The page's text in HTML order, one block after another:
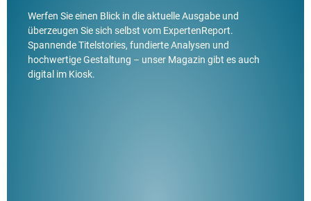
Werfen Sie einen Blick in die aktuelle Ausgabe und
überzeugen Sie sich selbst vom ExpertenReport.
Spannende Titelstories, fundierte Analysen und
hochwertige Gestaltung – unser Magazin gibt es auch
digital im Kiosk.